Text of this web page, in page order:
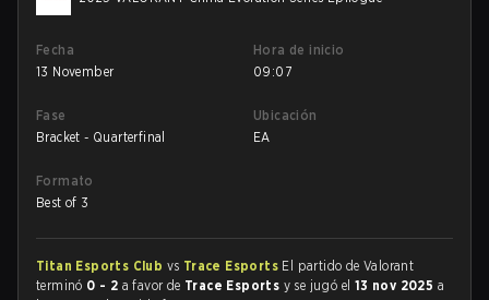
Fecha
13 November
Hora de inicio
09:07
Fase
Bracket - Quarterfinal
Ubicación
EA
Formato
Best of 3
Titan Esports Club vs Trace Esports El partido de Valorant
terminó 0 - 2 a favor de Trace Esports y se jugó el 13 nov 2025 a